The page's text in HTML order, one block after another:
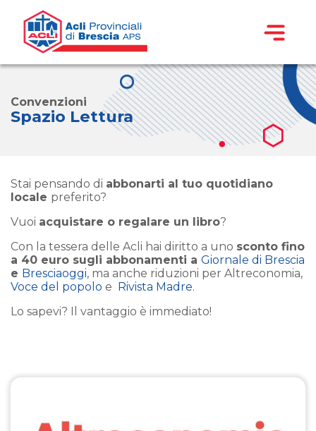
Convenzioni
Spazio Lettura
Stai pensando di abbonarti al tuo quotidiano
locale preferito?
Vuoi acquistare o regalare un libro?
Con la tessera delle Acli hai diritto a uno sconto fino
a 40 euro sugli abbonamenti a Giornale di Brescia
e Bresciaoggi, ma anche riduzioni per Altreconomia,
Voce del popolo e Rivista Madre.
Lo sapevi? Il vantaggio è immediato!